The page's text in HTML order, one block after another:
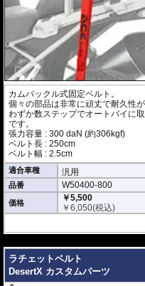
カムバックル式固定ベルト。
個々の部品は非常に頑丈で耐久性が
わずか数ステップでオートバイに
です。
張力容量 : 300 daN (約306kgf)
ベルト長 : 250cm
ベルト幅 : 2.5cm
適合車種 汎用
品番 W50400-800
価格
￥5,500
￥6,050(税込)
ラチェットベルト
DesertX カスタムパーツ